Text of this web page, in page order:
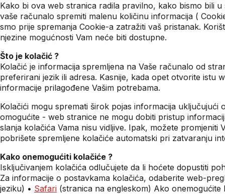
Kako bi ova web stranica radila pravilno, kako bismo bili
vaše računalo spremiti malenu količinu informacija (
smo prije spremanja Cookie-a zatražiti vaš pristanak.
njezine mogućnosti Vam neće biti dostupne.
Što je kolačić ?
Kolačić je informacija spremljena na Vaše računalo od
preferirani jezik ili adresa. Kasnije, kada opet otvorite istu
informacije prilagođene Vašim potrebama.
Kolačići mogu spremati širok pojas informacija uključujući
omogućite - web stranice ne mogu dobiti pristup
slanja kolačića Vama nisu vidljive. Ipak, možete
pobrišete spremljene kolačiće automatski pri zatvaranju
Kako onemogućiti kolačiće ?
Isključivanjem kolačića odlučujete da li hoćete dopustiti
Za informacije o postavkama kolačića, odaberite web-
jeziku) • Safari (stranica na engleskom) Ako